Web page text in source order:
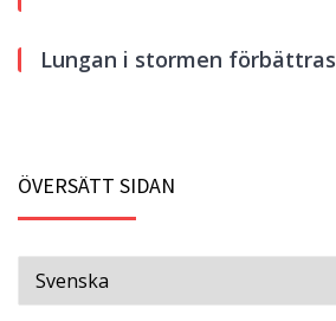
Lungan i stormen förbättras
ÖVERSÄTT SIDAN